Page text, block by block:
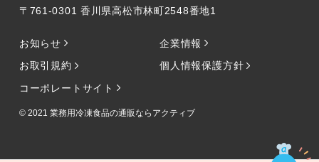
〒761-0301 香川県高松市林町2548番地1
お知らせ
企業情報
お取引規約
個人情報保護方針
コーポレートサイト
© 2021 業務用冷凍食品の通販ならアクティブ